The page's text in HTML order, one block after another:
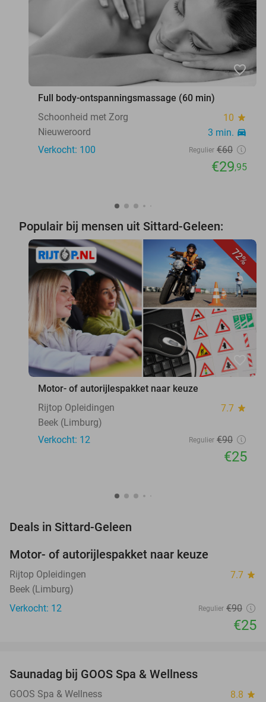
favorite_border
Full body-ontspanningsmassage (60 min)
Schoonheid met Zorg
10 star
Nieuweroord 3 min. directions_car
Verkocht: 100 Regulier €60
€29,95
Populair bij mensen uit Sittard-Geleen:
72%
favorite_border
Motor- of autorijlespakket naar keuze
Rijtop Opleidingen
7.7 star
Beek (Limburg)
Verkocht: 12
Regulier €90
€25
Deals in Sittard-Geleen
Motor- of autorijlespakket naar keuze
Rijtop Opleidingen 7.7 star
Beek (Limburg)
Verkocht: 12
Regulier €90
€25
TODAY
Saunadag bij GOOS Spa & Wellness
GOOS Spa & Wellness 8.8 star